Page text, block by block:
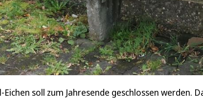
soll zum Jahresende geschlossen werden.